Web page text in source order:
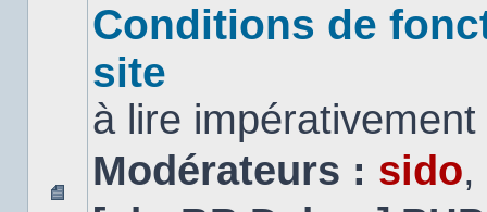
Conditions de
site
à lire impérativement
Modérateurs : sido,